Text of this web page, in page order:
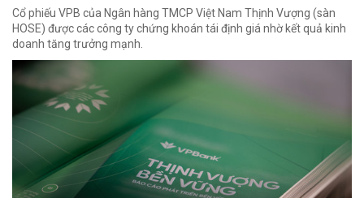
Cổ phiếu VPB của Ngân hàng TMCP Việt Nam Thịnh Vượng (sàn
HOSE) được các công ty chứng khoán tái định giá nhờ kết quả kinh
doanh tăng trưởng mạnh.